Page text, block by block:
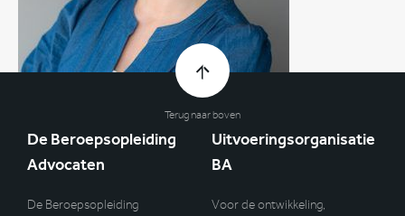
Terug naar boven
De Beroepsopleiding
Advocaten
De Beroepsopleiding
Uitvoeringsorganisatie
BA
Voor de ontwikkeling,